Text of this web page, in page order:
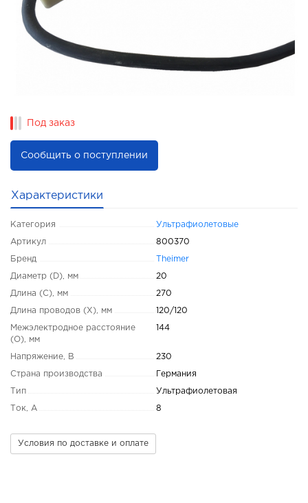
Под заказ
Сообщить о поступлении
Характеристики
Категория Ультрафиолетовые
Артикул 800370
Бренд Theimer
Диаметр (D), мм 20
Длина (C), мм 270
Длина проводов (X), мм 120/120
Межэлектродное расстояние
(O), мм
144
Напряжение, В 230
Страна производства Германия
Тип Ультрафиолетовая
Ток, А 8
Условия по доставке и оплате